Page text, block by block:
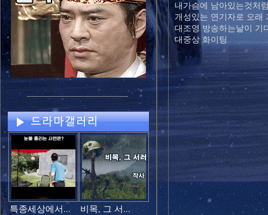
특종세상에서... 비목, 그 서...
내가슴에 남아있는것처
개성있는 연기자로 오래
대조영 방송하는날이 기
대중상 화이팅